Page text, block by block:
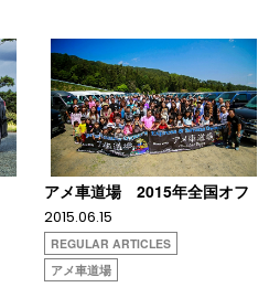
アメ車道場 2015年全国オフ
2015.06.15
REGULAR ARTICLES
アメ車道場